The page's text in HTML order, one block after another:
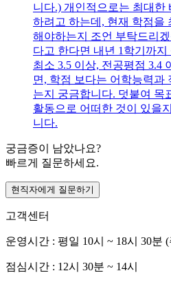
니다.) 개인적으로는 최대한
하려고 하는데, 현재 학점을
해야하는지 조언 부탁드리
다고 한다면 내년 1학기까
최소 3.5 이상, 전공평점 3.4
면, 학점 보다는 어학능력과
는지 궁금합니다. 덧붙여 목
활동으로 어떠한 것이 있을
니다.
궁금증이 남았나요?
빠르게 질문하세요.
현직자에게 질문하기
고객센터
운영시간 : 평일 10시 ~ 18시 30분
점심시간 : 12시 30분 ~ 14시